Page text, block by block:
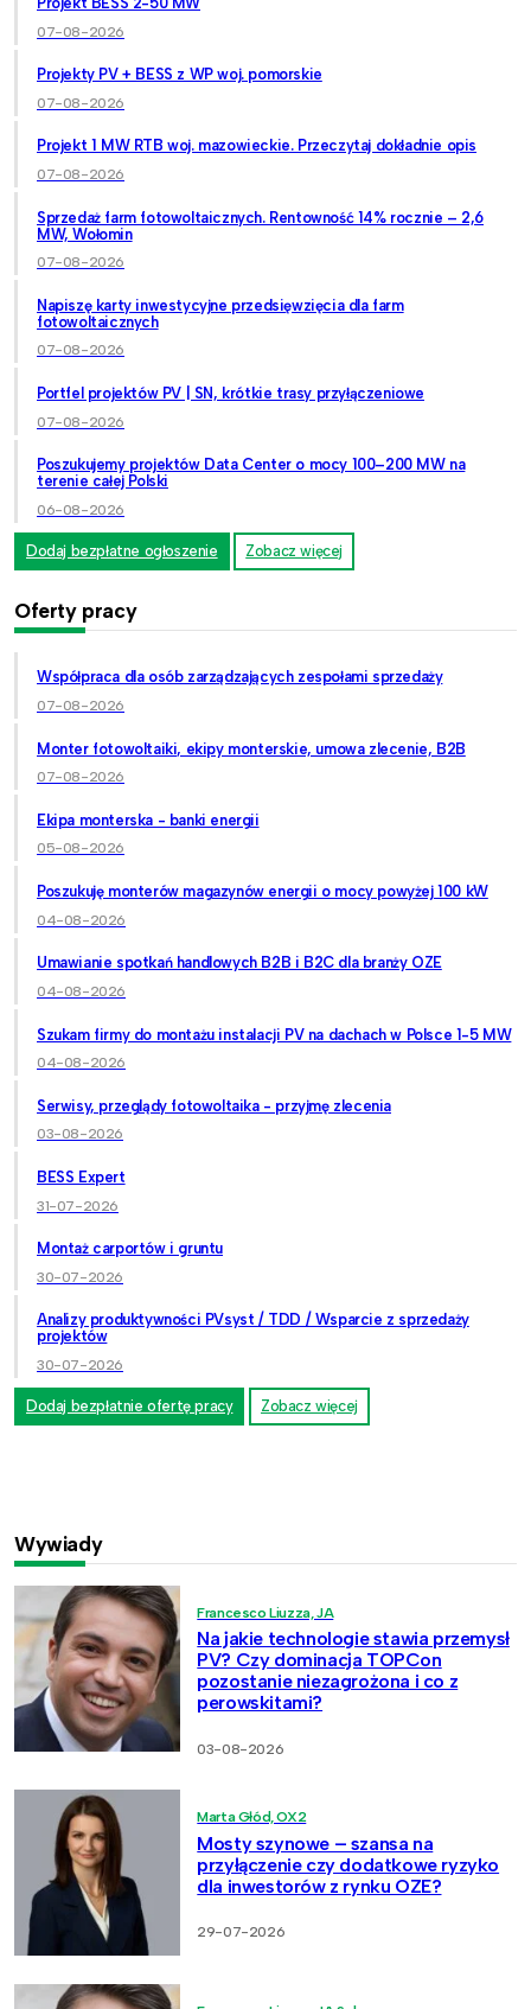
07-08-2026
Projekty PV + BESS z WP woj. pomorskie
07-08-2026
Projekt 1 MW RTB woj. mazowieckie. Przeczytaj dokładnie opis
07-08-2026
Sprzedaż farm fotowoltaicznych. Rentowność 14% rocznie – 2,6
MW, Wołomin
07-08-2026
Napiszę karty inwestycyjne przedsięwzięcia dla farm
fotowoltaicznych
07-08-2026
Portfel projektów PV | SN, krótkie trasy przyłączeniowe
07-08-2026
Poszukujemy projektów Data Center o mocy 100–200 MW na
terenie całej Polski
06-08-2026
Dodaj bezpłatne ogłoszenie Zobacz więcej
Oferty pracy
Współpraca dla osób zarządzających zespołami sprzedaży
07-08-2026
Monter fotowoltaiki, ekipy monterskie, umowa zlecenie, B2B
07-08-2026
Ekipa monterska - banki energii
05-08-2026
Poszukuję monterów magazynów energii o mocy powyżej 100 kW
04-08-2026
Umawianie spotkań handlowych B2B i B2C dla branży OZE
04-08-2026
Szukam firmy do montażu instalacji PV na dachach w Polsce 1-5 MW
04-08-2026
Serwisy, przeglądy fotowoltaika - przyjmę zlecenia
03-08-2026
BESS Expert
31-07-2026
Montaż carportów i gruntu
30-07-2026
Analizy produktywności PVsyst / TDD / Wsparcie z sprzedaży
projektów
30-07-2026
Dodaj bezpłatnie ofertę pracy Zobacz więcej
Wywiady
Francesco Liuzza, JA
Na jakie technologie stawia przemysł
PV? Czy dominacja TOPCon
pozostanie niezagrożona i co z
perowskitami?
03-08-2026
Marta Głód, OX2
Mosty szynowe – szansa na
przyłączenie czy dodatkowe ryzyko
dla inwestorów z rynku OZE?
29-07-2026